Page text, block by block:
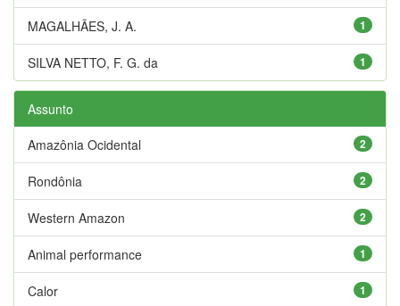
1
MAGALHÃES, J. A.
1
SILVA NETTO, F. G. da
Assunto
2
Amazônia Ocidental
2
Rondônia
2
Western Amazon
1
Animal performance
1
Calor